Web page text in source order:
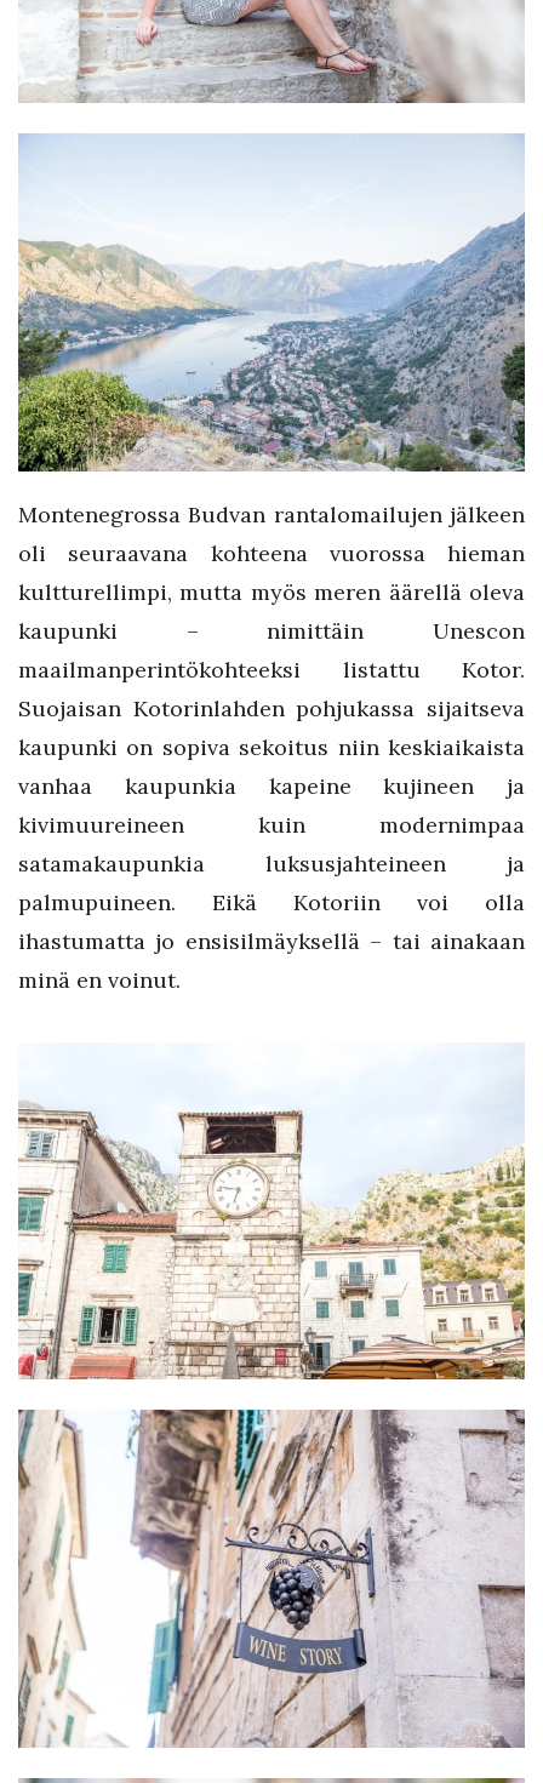
Montenegrossa Budvan rantalomailujen jälkeen
oli seuraavana kohteena vuorossa hieman
kultturellimpi, mutta myös meren äärellä oleva
kaupunki – nimittäin Unescon
maailmanperintökohteeksi listattu Kotor.
Suojaisan Kotorinlahden pohjukassa sijaitseva
kaupunki on sopiva sekoitus niin keskiaikaista
vanhaa kaupunkia kapeine kujineen ja
kivimuureineen kuin modernimpaa
satamakaupunkia luksusjahteineen ja
palmupuineen. Eikä Kotoriin voi olla
ihastumatta jo ensisilmäyksellä – tai ainakaan
minä en voinut.